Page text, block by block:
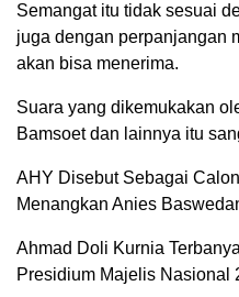
Semangat itu tidak sesuai
juga dengan perpanjangan
akan bisa menerima.
Suara yang dikemukakan
Bamsoet dan lainnya itu
AHY Disebut Sebagai
Menangkan Anies
Ahmad Doli Kurnia
Presidium Majelis Nasional